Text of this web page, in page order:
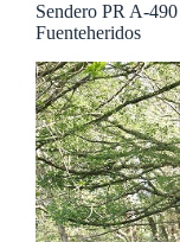
Sendero PR A-
Fuenteheridos